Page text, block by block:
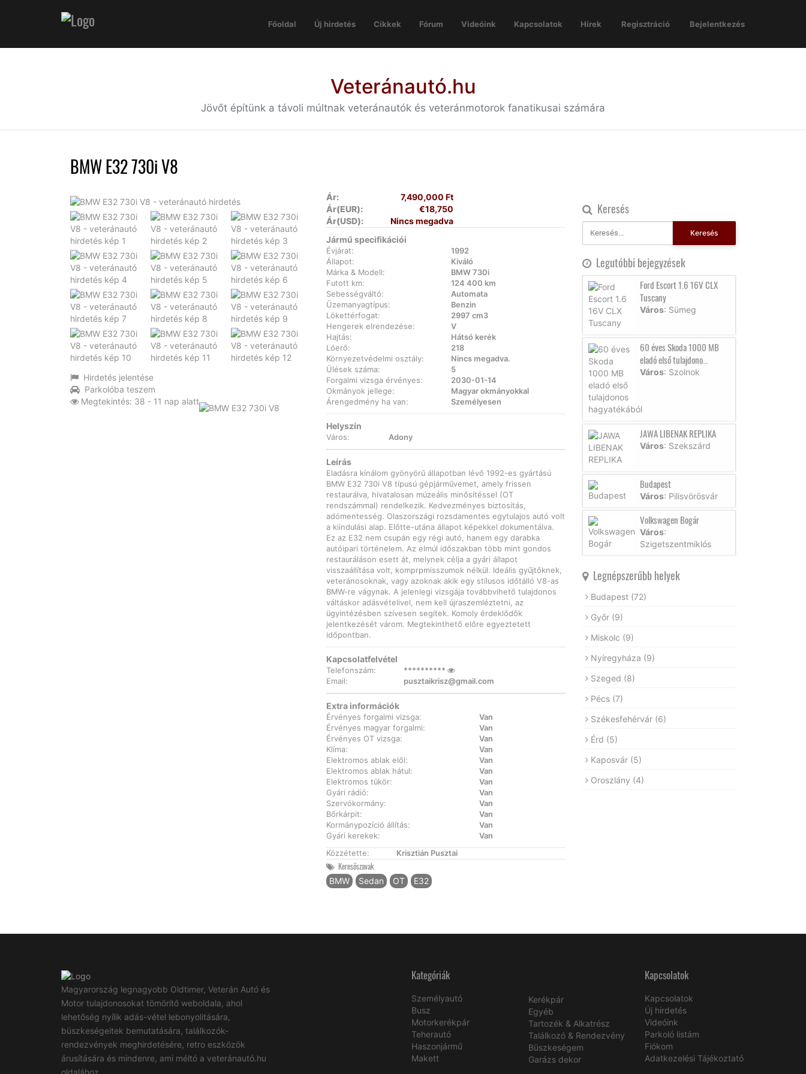
Főoldal Új hirdetés Cikkek Fórum Videóink Kapcsolatok Hírek Regisztráció Bejelentkezés
Veteránautó.hu
Jövőt építünk a távoli múltnak veteránautók és veteránmotorok fanatikusai számára
BMW E32 730i V8
Hirdetés jelentése
Parkolóba teszem
Megtekintés: 38 - 11 nap alatt
Ár:
7,490,000 Ft
Ár(EUR):
€18,750
Ár(USD):
Nincs megadva
Jármű specifikációi
Évjárat:
1992
Állapot:
Kiváló
Márka & Modell:
BMW 730i
Futott km:
124 400 km
Sebességváltó:
Automata
Üzemanyagtípus:
Benzin
Lökettérfogat:
2997 cm3
Hengerek elrendezése:
V
Hajtás:
Hátsó kerék
Lóerő:
218
Környezetvédelmi osztály:
Nincs megadva.
Ülések száma:
5
Forgalmi vizsga érvényes:
2030-01-14
Okmányok jellege:
Magyar okmányokkal
Árengedmény ha van:
Személyesen
Helyszín
Város: Adony
Leírás
Eladásra kínálom gyönyörű állapotban lévő 1992-es gyártású
BMW E32 730i V8 típusú gépjárművemet, amely frissen
restaurálva, hivatalosan múzeális minősítéssel (OT
rendszámmal) rendelkezik. Kedvezményes biztosítás,
adómentesség. Olaszországi rozsdamentes egytulajos autó volt
a kiindulási alap. Előtte-utána állapot képekkel dokumentálva.
Ez az E32 nem csupán egy régi autó, hanem egy darabka
autóipari történelem. Az elmúl időszakban több mint gondos
restauráláson esett át, melynek célja a gyári állapot
visszaállítása volt, komprpmisszumok nélkül. Ideális gyűjtőknek,
veteránosoknak, vagy azoknak akik egy stílusos időtálló V8-as
BMW-re vágynak. A jelenlegi vizsgája továbbvihető tulajdonos
váltáskor adásvételivel, nem kell újraszemléztetni, az
ügyintézésben szívesen segítek. Komoly érdeklődők
jelentkezését várom. Megtekinthető előre egyeztetett
időpontban.
Kapcsolatfelvétel
Telefonszám:
**********
Email:
pusztaikrisz@gmail.com
Extra információk
Érvényes forgalmi vizsga:
Van
Érvényes magyar forgalmi:
Van
Érvényes OT vizsga:
Van
Klíma:
Van
Elektromos ablak elől:
Van
Elektromos ablak hátul:
Van
Elektromos tükör:
Van
Gyári rádió:
Van
Szervókormány:
Van
Bőrkárpit:
Van
Kormánypozíció állítás:
Van
Gyári kerekek:
Van
Közzétette:
Krisztián Pusztai
Keresőszavak
BMW Sedan OT E32
Keresés
Keresés
Legutóbbi bejegyzések
Ford Escort 1.6 16V CLX
Tuscany
Város: Sümeg
60 éves Skoda 1000 MB
eladó első tulajdono...
Város: Szolnok
JAWA LIBENAK REPLIKA
Város: Szekszárd
Budapest
Város: Pilisvörösvár
Volkswagen Bogár
Város:
Szigetszentmiklós
Legnépszerűbb helyek
Budapest (72)
Győr (9)
Miskolc (9)
Nyíregyháza (9)
Szeged (8)
Pécs (7)
Székesfehérvár (6)
Érd (5)
Kaposvár (5)
Oroszlány (4)
Magyarország legnagyobb Oldtimer, Veterán Autó és
Motor tulajdonosokat tömörítő weboldala, ahol
lehetőség nyílik adás-vétel lebonyolitására,
büszkeségeitek bemutatására, találkozók-
rendezvények meghirdetésére, retro eszközök
árusítására és mindenre, ami méltó a veteránautó.hu
oldalához.
Kategóriák
Személyautó
Busz
Motorkerékpár
Teherautó
Haszonjármű
Makett
Kerékpár
Egyéb
Tartozék & Alkatrész
Találkozó & Rendezvény
Büszkeségem
Garázs dekor
Kapcsolatok
Kapcsolatok
Új hirdetés
Videóink
Parkoló listám
Fiókom
Adatkezelési Tájékoztató